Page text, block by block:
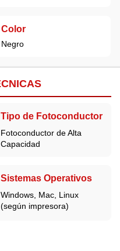
Color
Negro
Tipo de Fotoconductor
Fotoconductor de Alta
Capacidad
Sistemas Operativos
Windows, Mac, Linux
(según impresora)